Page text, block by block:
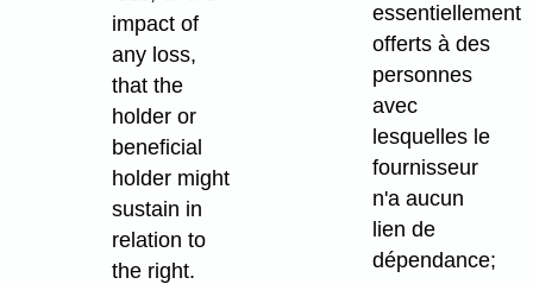
impact of
any loss,
that the
holder or
beneficial
holder might
sustain in
relation to
the right.
essentiellement
offerts à des
personnes
avec
lesquelles le
fournisseur
n'a aucun
lien de
dépendance;